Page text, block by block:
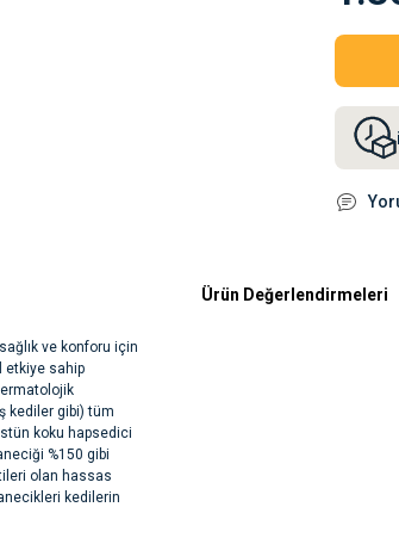
ve konforu için
etkiye sahip
kediler gibi) tüm
koku hapsedici
%150 gibi
olan hassas
kedilerin
Ürün Değerlendirmeleri